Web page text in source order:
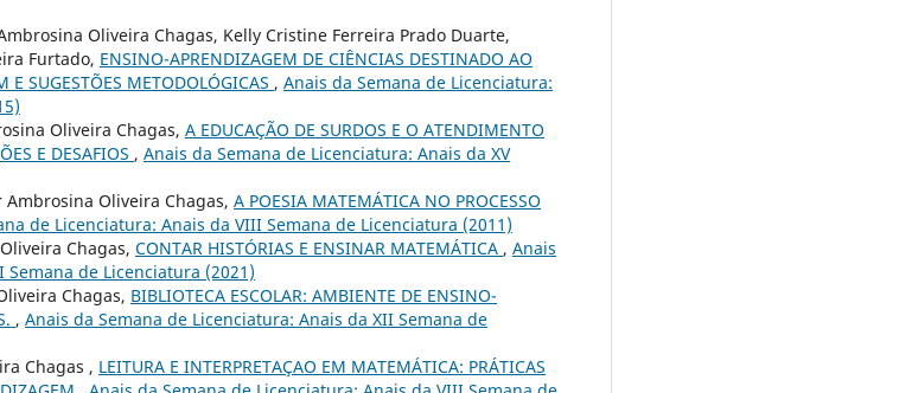
Oliveira Chagas, Kelly Cristine Ferreira Prado Duarte,
Furtado, ENSINO-APRENDIZAGEM DE CIÊNCIAS DESTINADO AO
SUGESTÕES METODOLÓGICAS , Anais da Semana de Licenciatura:
Oliveira Chagas, A EDUCAÇÃO DE SURDOS E O ATENDIMENTO
E DESAFIOS , Anais da Semana de Licenciatura: Anais da XV
Oliveira Chagas, A POESIA MATEMÁTICA NO PROCESSO
de Licenciatura: Anais da VIII Semana de Licenciatura (2011)
Chagas, CONTAR HISTÓRIAS E ENSINAR MATEMÁTICA , Anais
de Licenciatura (2021)
Chagas, BIBLIOTECA ESCOLAR: AMBIENTE DE ENSINO-
, Anais da Semana de Licenciatura: Anais da XII Semana de
Chagas , LEITURA E INTERPRETAÇAO EM MATEMÁTICA: PRÁTICAS